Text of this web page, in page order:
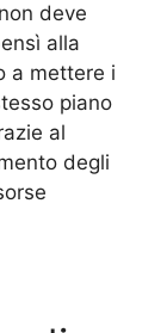
deve
alla
a mettere i
piano
al
degli